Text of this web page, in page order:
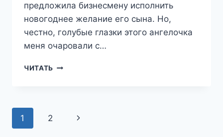
предложила бизнесмену исполнить
новогоднее желание его сына. Но,
честно, голубые глазки этого ангелочка
меня очаровали с…
ЧИТАТЬ НЯНЯ
Навигация
1 2
Следующая